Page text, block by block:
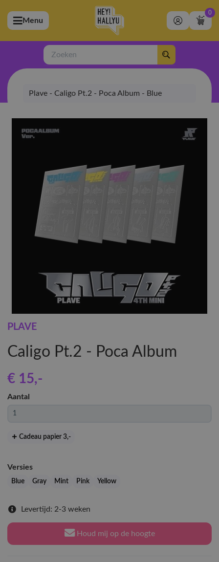
(Artiesten)
(Merchandise)
(Exclusive)
(Winkel)
Menu
0
Zoeken
Plave - Caligo Pt.2 - Poca Album - Blue
PLAVE
Caligo Pt.2 - Poca Album
€ 15,-
Aantal
Cadeau papier 3,-
Versies
Blue Gray Mint Pink Yellow
Levertijd: 2-3 weken
Houd mij op de hoogte